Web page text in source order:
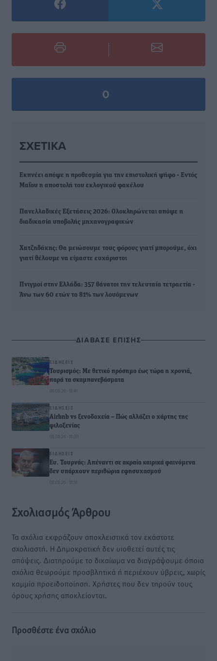
0
ΣΧΕΤΙΚΆ
Εκπνέει απόψε η προθεσμία για την επιστολική ψήφο - Εντός
Μαΐου η αποστολή του εκλογικού φακέλου
Πανελλαδικές Εξετάσεις 2026: Ολοκληρώνεται απόψε η
διαδικασία υποβολής μηχανογραφικών
Χατζηδάκης: Θα μειώσουμε τους φόρους γιατί μπορούμε, όχι
γιατί θέλουμε να είμαστε ευχάριστοι
Πνιγμοί στην Ελλάδα: 357 θάνατοι την τελευταία τετραετία -
Άνω των 60 ετών το 81% των λουόμενων
ΔΙΑΒΑΣΕ ΕΠΙΣΗΣ
ΕΙΔΉΣΕΙΣ
Τουρισμός: Με θετικό πρόσημο έως τώρα η χρονιά,
παρά τα σκαμπανεβάσματα
08.08.26 · 18:41
ΕΙΔΉΣΕΙΣ
Airbnb vs ξενοδοχεία – Πώς αλλάζει ο χάρτης της
φιλοξενίας
08.08.26 · 18:30
ΕΙΔΉΣΕΙΣ
Ευ. Τουρνάς: Απέναντι σε ακραία καιρικά φαινόμενα
δεν υπάρχουν περιθώρια εφησυχασμού
08.08.26 · 18:14
Σχολιασμός Άρθρου
Τα σχόλια εκφράζουν αποκλειστικά τον εκάστοτε
σχολιαστή. Η Δημοκρατική δεν υιοθετεί αυτές τις
απόψεις. Διατηρούμε το δικαίωμα να διαγράψουμε όποια
σχόλια θεωρούμε προσβλητικά ή περιέχουν ύβρεις, χωρίς
καμμία προειδοποίηση. Χρήστες που δεν τηρούν τους
όρους χρήσης αποκλείονται.
Προσθέστε ένα σχόλιο